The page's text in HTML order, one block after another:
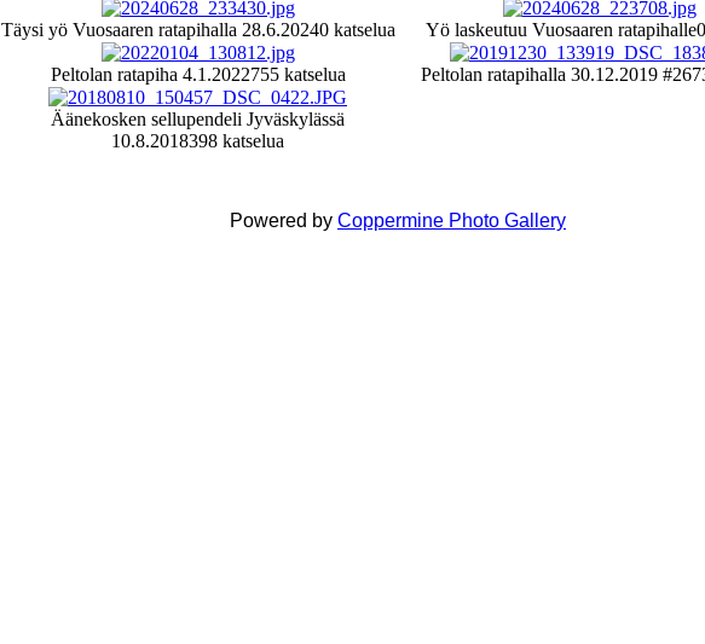
Täysi yö Vuosaaren ratapihalla 28.6.20240 katselua Yö laskeutuu Vuosaaren ratapihalle
Peltolan ratapiha 4.1.2022755 katselua Peltolan ratapihalla 30.12.2019 #2
Äänekosken sellupendeli Jyväskylässä
10.8.2018398 katselua
Powered by Coppermine Photo Gallery